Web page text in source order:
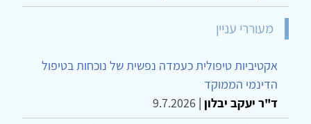
מעוררי עניין
אקטיביות טיפולית כעמדה נפשית של נוכחות בטיפול
הדינמי הממוקד
ד"ר יעקב יבלון |
9.7.2026